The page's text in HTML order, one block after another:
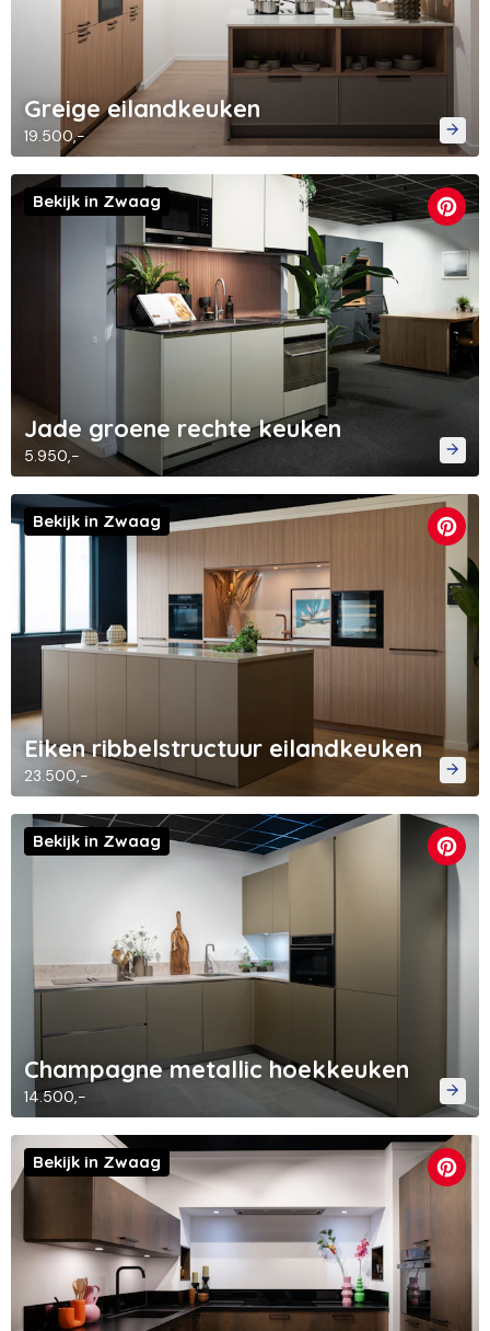
Greige eilandkeuken
19.500,-
Jade groene rechte keuken
5.950,-
Bekijk in Zwaag
Eiken ribbelstructuur eilandkeuken
23.500,-
Bekijk in Zwaag
Champagne metallic hoekkeuken
14.500,-
Bekijk in Zwaag
Bekijk in Zwaag